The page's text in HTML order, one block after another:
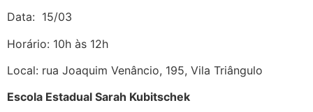
Data: 15/03
Horário: 10h às 12h
Local: rua Joaquim Venâncio, 195, Vila Triângulo
Escola Estadual Sarah Kubitschek